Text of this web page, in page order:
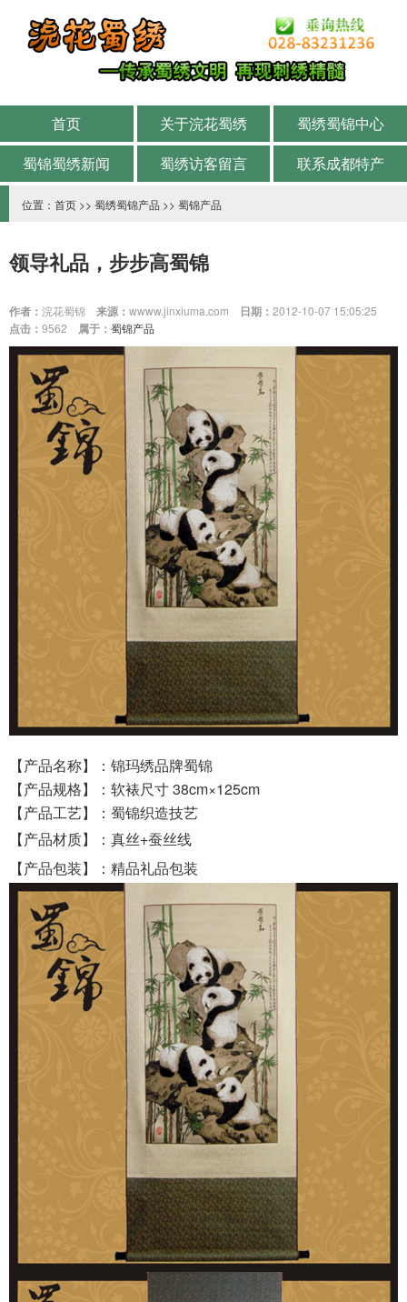
首页 关于浣花蜀绣
蜀绣蜀锦中心
蜀锦蜀绣新闻
蜀绣访客留言 联系成都特产
位置： 首页 >> 蜀绣蜀锦产品 >> 蜀锦产品
领导礼品，步步高蜀锦
作者： 浣花蜀锦 来源： wwww.jinxiuma.com 日期： 2012-10-07 15:05:25
点击： 9562 属于： 蜀锦产品
【产品名称】： 锦玛绣品牌蜀锦
【产品规格】： 软裱尺寸 38cm×125cm
【产品工艺】： 蜀锦织造技艺
【产品材质】： 真丝+蚕丝线
【产品包装】： 精品礼品包装